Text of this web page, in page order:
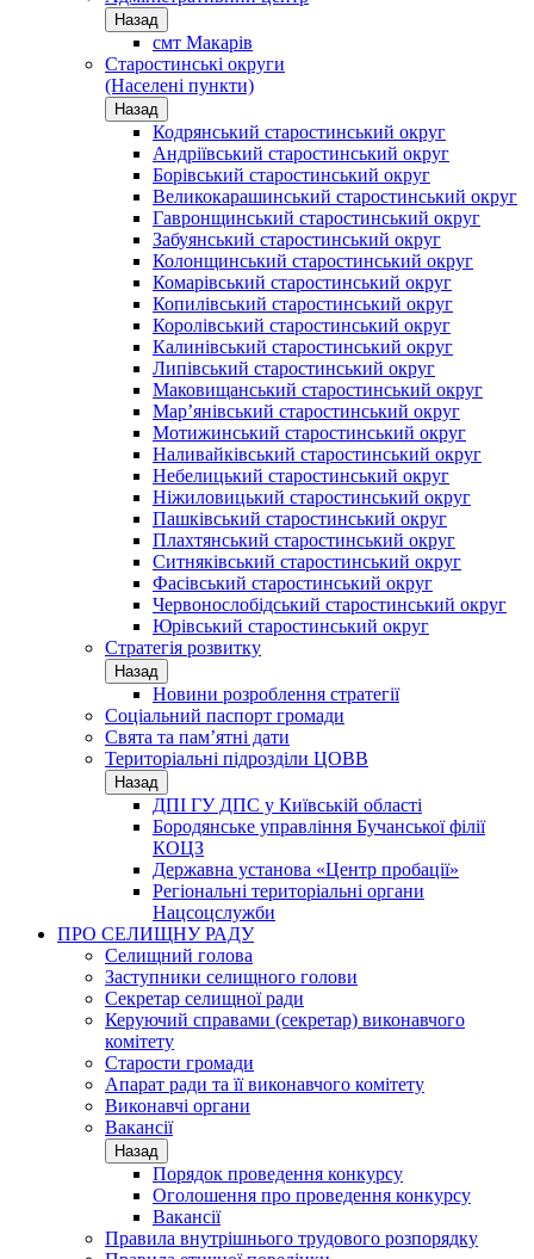
Назад
смт Макарів
Старостинські округи
(Населені пункти)
Назад
Кодрянський старостинський округ
Андріївський старостинський округ
Борівський старостинський округ
Великокарашинський старостинський округ
Гавронщинський старостинський округ
Забуянський старостинський округ
Колонщинський старостинський округ
Комарівський старостинський округ
Копилівський старостинський округ
Королівський старостинський округ
Калинівський старостинський округ
Липівський старостинський округ
Маковищанський старостинський округ
Мар’янівський старостинський округ
Мотижинський старостинський округ
Наливайківський старостинський округ
Небелицький старостинський округ
Ніжиловицький старостинський округ
Пашківський старостинський округ
Плахтянський старостинський округ
Ситняківський старостинський округ
Фасівський старостинський округ
Червонослобідський старостинський округ
Юрівський старостинський округ
Стратегія розвитку
Назад
Новини розроблення стратегії
Соціальний паспорт громади
Свята та пам’ятні дати
Територіальні підрозділи ЦОВВ
Назад
ДПІ ГУ ДПС у Київській області
Бородянське управління Бучанської філії
КОЦЗ
Державна установа «Центр пробації»
Регіональні територіальні органи
Нацсоцслужби
ПРО СЕЛИЩНУ РАДУ
Селищний голова
Заступники селищного голови
Секретар селищної ради
Керуючий справами (секретар) виконавчого
комітету
Старости громади
Апарат ради та її виконавчого комітету
Виконавчі органи
Вакансії
Назад
Порядок проведення конкурсу
Оголошення про проведення конкурсу
Вакансії
Правила внутрішнього трудового розпорядку